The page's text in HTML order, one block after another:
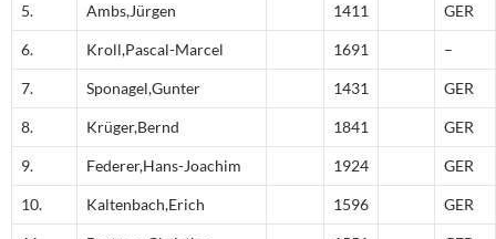
5. Ambs,Jürgen 1411 GER
6. Kroll,Pascal-Marcel 1691 –
7. Sponagel,Gunter 1431 GER
8. Krüger,Bernd 1841 GER
9. Federer,Hans-Joachim 1924 GER
10. Kaltenbach,Erich 1596 GER